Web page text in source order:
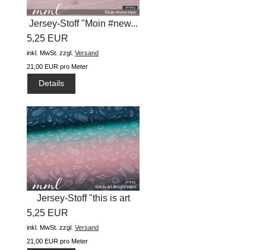
Jersey-Stoff "Moin #new...
5,25 EUR
inkl. MwSt. zzgl. Versand
21,00 EUR pro Meter
Details
Jersey-Stoff "this is art
#night...
5,25 EUR
inkl. MwSt. zzgl. Versand
21,00 EUR pro Meter